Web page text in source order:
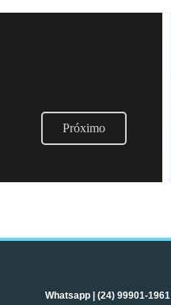
Próximo
Whatsapp | (24) 99901-1961